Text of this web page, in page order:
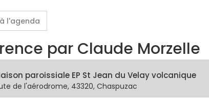
l'agenda
par Claude Morzelle
paroissiale EP St Jean du Velay volcanique
de l'aérodrome, 43320, Chaspuzac